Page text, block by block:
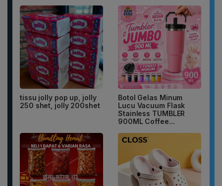
tissu jolly pop up, jolly
250 shet, jolly 200shet
Botol Gelas Minum
Lucu Vacuum Flask
Stainless TUMBLER
900ML Coffee...